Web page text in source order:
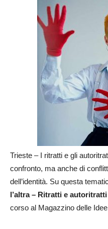
Trieste – I ritratti e gli
confronto, ma anche di
dell’identità. Su questa
l’altra – Ritratti e
corso al Magazzino delle